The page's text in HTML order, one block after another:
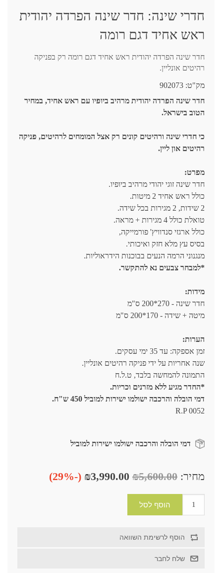
חדרי שינה: חדר שינה הפרדה יהודית
ראש אחיד דגם רומה
חדר שינה הפרדה יהודית ראש אחיד דגם רומה רק בפניקה
רהיטים אונליין.
מק"ט: 902073
חדר שינה הפרדה יהודית מרהיב ביופיו עם ראש אחיד, במחיר
הטוב בישראל.
כי חדרי שינה ורהיטים קונים רק אצל המומחים לרהיטים, פניקה
רהיטים און ליין.
מפרט:
חדר שינה זוגי יהודי מרהיב ביופיו.
כולל ראש אחיד 2 מיטות.
2 שידות, 2 מגירות בכל שידה.
טואלת כולל 4 מגירות + מראה.
כולל ארגזי סנדוויץ' פורמייקה,
בסיס עץ מלא חזק ואיכותי.
מנגנוני הרמה הנעים בבוכנות הידראוליות.
*למבחר צבעים נא להתקשר.
מידות:
חדר שינה - 270*200 ס"מ
מיטה + שידה - 170*200 ס"מ
הערות:
זמן אספקה: עד 35 ימי עסקים.
שנה אחריות על ידי פניקה רהיטים אונליין.
התמונה להמחשה בלבד, ט.ל.ח
*החדר מגיע ללא מזרנים וכריות.
דמי הובלה והרכבה ישולמו ישירות למוביל 450 ש"ח.
R.P 0052
דמי הובלה והרכבה ישולמו ישירות למוביל
מחיר: ₪5,600.00
₪3,990.00
(-29%)